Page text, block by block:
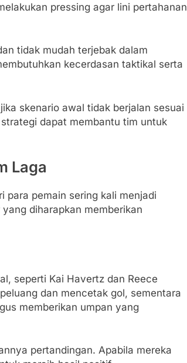
pressing agar lini pertahanan
tidak mudah terjebak dalam
kecerdasan taktikal serta
skenario awal tidak berjalan sesuai
dapat membantu tim untuk
Laga
para pemain sering kali menjadi
diharapkan memberikan
seperti Kai Havertz dan Reece
dan mencetak gol, sementara
memberikan umpan yang
pertandingan. Apabila mereka